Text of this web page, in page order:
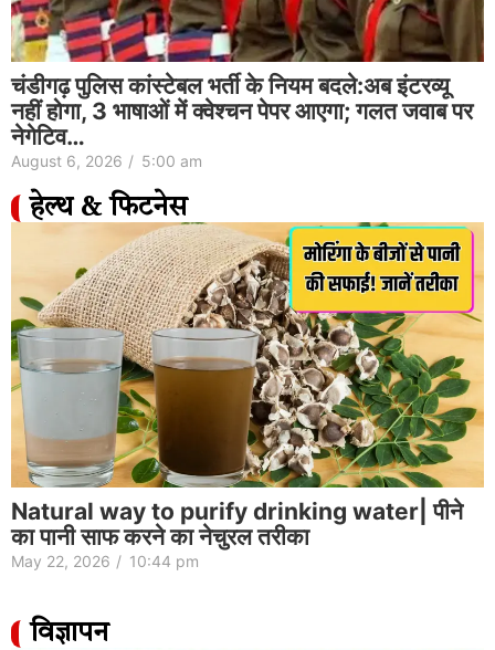
चंडीगढ़ पुलिस कांस्टेबल भर्ती के नियम बदले:अब इंटरव्यू
नहीं होगा, 3 भाषाओं में क्वेश्चन पेपर आएगा; गलत जवाब पर
नेगेटिव…
August 6, 2026 / 5:00 am
हेल्थ & फिटनेस
Natural way to purify drinking water| पीने
का पानी साफ करने का नेचुरल तरीका
May 22, 2026 / 10:44 pm
विज्ञापन